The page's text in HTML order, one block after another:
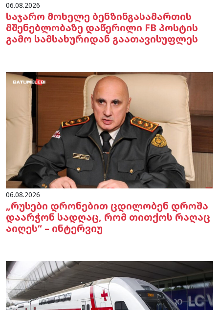
06.08.2026
საჯარო მოხელე ბენზინგასამართის
მშენებლობაზე დაწერილი FB პოსტის
გამო სამსახურიდან გაათავისუფლეს
06.08.2026
„რუსები დრონებით ცდილობენ დროშა
დაარჭონ სადღაც, რომ თითქოს რაღაც
აიღეს“ – ინტერვიუ